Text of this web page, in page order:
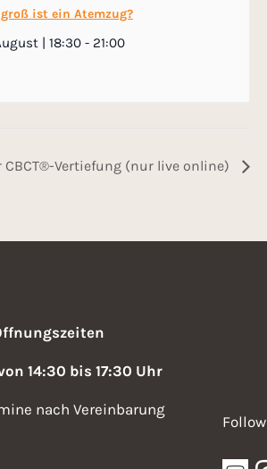
ist ein Atemzug?
| 18:30 - 21:00
Vertiefung (nur live online)
14:30 bis 17:30 Uhr
nach Vereinbarung
Follow